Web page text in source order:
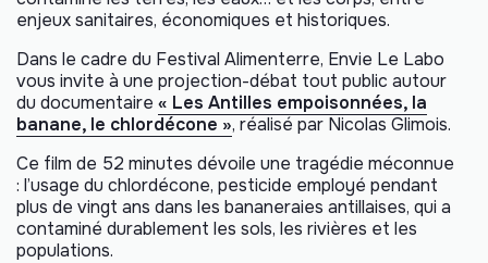
enjeux sanitaires, économiques et historiques.
Dans le cadre du Festival Alimenterre, Envie Le Labo
vous invite à une projection-débat tout public autour
du documentaire « Les Antilles empoisonnées, la
banane, le chlordécone », réalisé par Nicolas Glimois.
Ce film de 52 minutes dévoile une tragédie méconnue
: l’usage du chlordécone, pesticide employé pendant
plus de vingt ans dans les bananeraies antillaises, qui a
contaminé durablement les sols, les rivières et les
populations.